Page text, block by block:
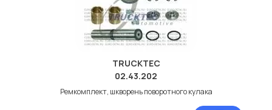
TRUCKTEC
02.43.202
Ремкомплект, шкворень поворотного кулака